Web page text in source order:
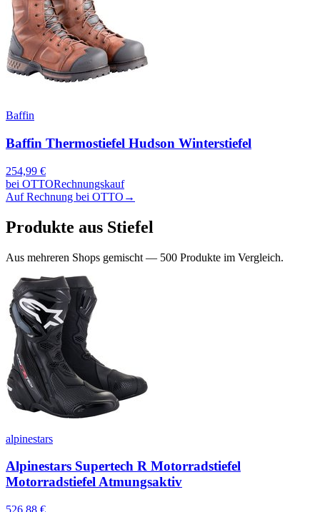
Baffin
Baffin Thermostiefel Hudson Winterstiefel
254,99 €
bei OTTORechnungskauf
Auf Rechnung bei OTTO →
Produkte aus Stiefel
Aus mehreren Shops gemischt — 500 Produkte im Vergleich.
alpinestars
Alpinestars Supertech R Motorradstiefel
Motorradstiefel Atmungsaktiv
526,88 €